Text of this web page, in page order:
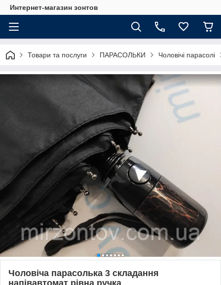
Интернет-магазин зонтов
Товари та послуги ПАРАСОЛЬКИ Чоловічі парасолі
Чоловіча парасолька 3 складання
напівавтомат рівна ручка